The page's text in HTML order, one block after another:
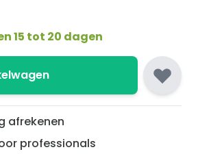
15 tot 20 dagen
afrekenen
professionals